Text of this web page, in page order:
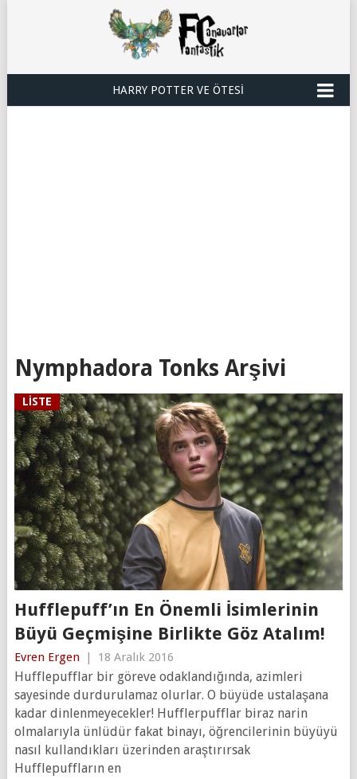
HARRY POTTER VE ÖTESI
Nymphadora Tonks Arşivi
LISTE
Hufflepuff’ın En Önemli İsimlerinin
Büyü Geçmişine Birlikte Göz Atalım!
Evren Ergen | 18 Aralık 2016
Hufflepufflar bir göreve odaklandığında, azimleri
sayesinde durdurulamaz olurlar. O büyüde ustalaşana
kadar dinlenmeyecekler! Hufflerpufflar biraz narin
olmalarıyla ünlüdür fakat binayı, öğrencilerinin büyüyü
nasıl kullandıkları üzerinden araştırırsak
Hufflepuffların en